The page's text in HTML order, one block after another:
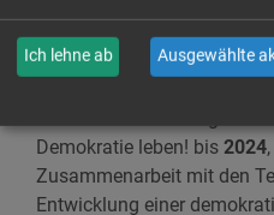
Das Team vonCouragierte
und vielen Ideen einer
Demokratie leben! bis 2024
Zusammenarbeit mit den
Entwicklung einer
Ich lehne ab Ausgewählte